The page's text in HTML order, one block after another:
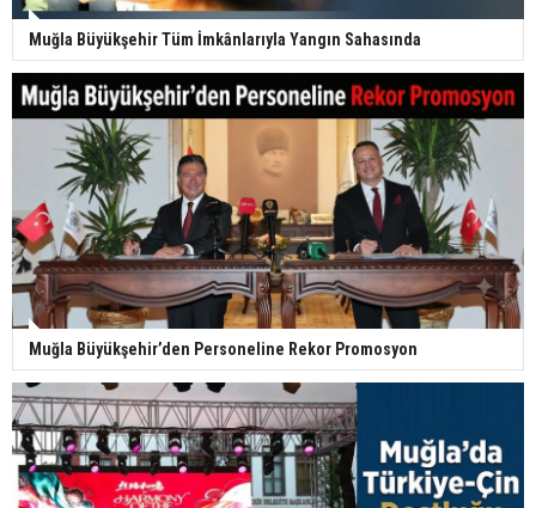
Muğla Büyükşehir Tüm İmkânlarıyla Yangın Sahasında
Muğla Büyükşehir’den Personeline Rekor Promosyon